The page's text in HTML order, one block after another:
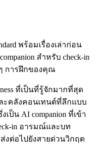
พร้อมเรื่องเล่าก่อน
สำหรับ check-in
ๆ การฝึกของคุณ
ที่เป็นที่รู้จักมากที่สุด
ะคลังคอนเทนต์ที่ลึกแบบ
ป็น AI companion ที่เข้า
in อารมณ์และบท
งต่อไปยังสายด่วนวิกฤต